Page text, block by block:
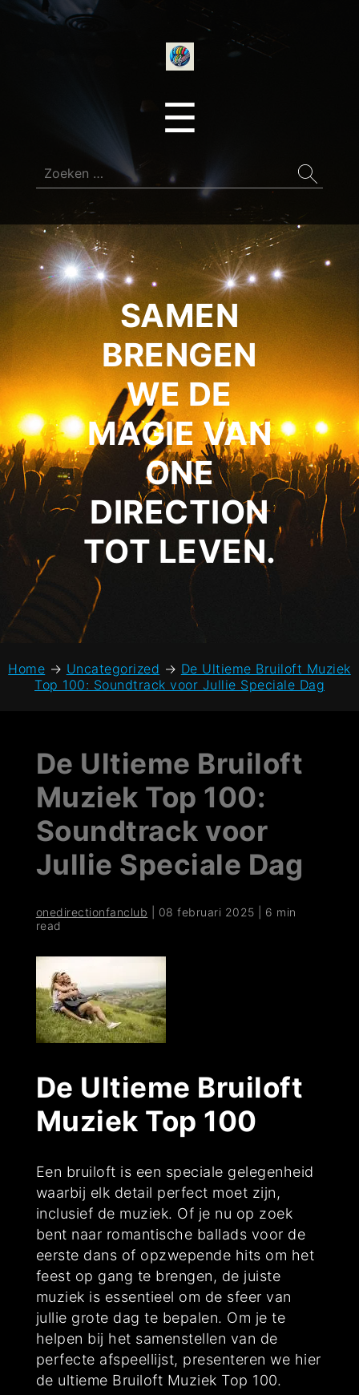
☰
Zoeken
naar:
SAMEN
BRENGEN
WE DE
MAGIE VAN
ONE
DIRECTION
TOT LEVEN.
Home → Uncategorized → De Ultieme Bruiloft Muziek
Top 100: Soundtrack voor Jullie Speciale Dag
De Ultieme Bruiloft
Muziek Top 100:
Soundtrack voor
Jullie Speciale Dag
onedirectionfanclub 08 februari 2025
6 min
read
De Ultieme Bruiloft
Muziek Top 100
Een bruiloft is een speciale gelegenheid
waarbij elk detail perfect moet zijn,
inclusief de muziek. Of je nu op zoek
bent naar romantische ballads voor de
eerste dans of opzwepende hits om het
feest op gang te brengen, de juiste
muziek is essentieel om de sfeer van
jullie grote dag te bepalen. Om je te
helpen bij het samenstellen van de
perfecte afspeellijst, presenteren we hier
de ultieme Bruiloft Muziek Top 100.